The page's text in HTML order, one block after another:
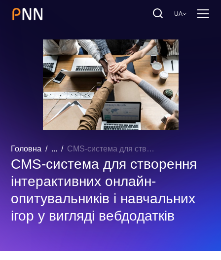
UA
Головна ... CMS-система для створення інтерактивних онлайн-опитувальників і навчальних ігор у вигляді вебдодатків
CMS-система для створення
інтерактивних онлайн-
опитувальників і навчальних
ігор у вигляді вебдодатків